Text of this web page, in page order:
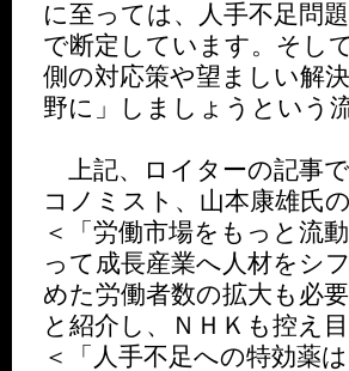
に至っては、人手不足問
で断定しています。そし
側の対応策や望ましい解
野に」しましょうという
上記、ロイターの記事
コノミスト、山本康雄氏
＜「労働市場をもっと流
って成長産業へ人材をシ
めた労働者数の拡大も必
と紹介し、ＮＨＫも控え目
＜「人手不足への特効薬